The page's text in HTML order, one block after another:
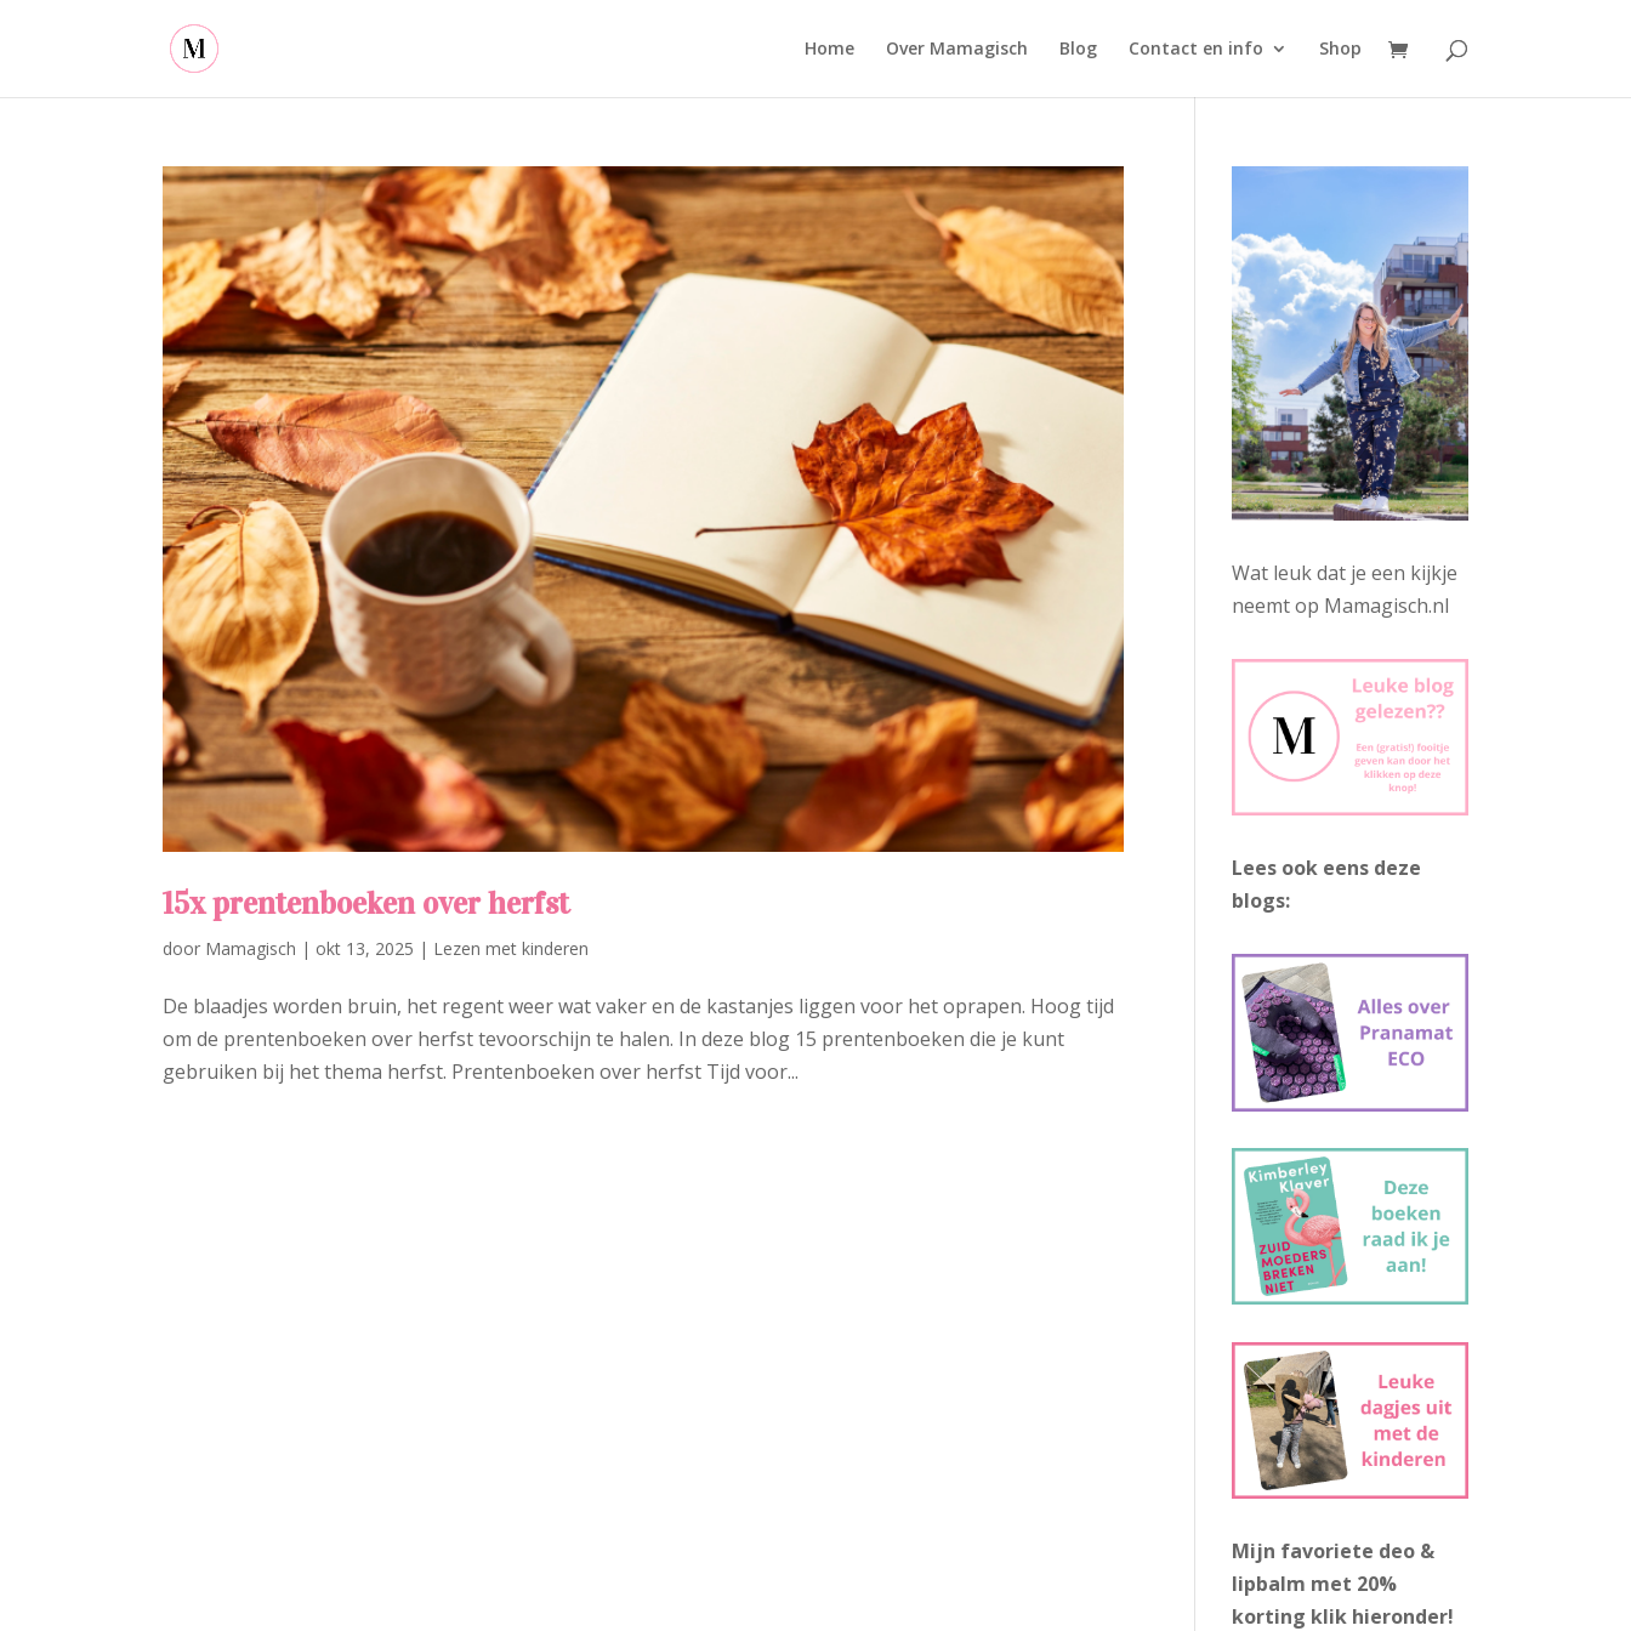
Home Over Mamagisch Blog Contact en info Shop
15x prentenboeken over herfst
door Mamagisch | okt 13, 2025 | Lezen met kinderen
De blaadjes worden bruin, het regent weer wat vaker en de kastanjes liggen voor het oprapen. Hoog tijd
om de prentenboeken over herfst tevoorschijn te halen. In deze blog 15 prentenboeken die je kunt
gebruiken bij het thema herfst. Prentenboeken over herfst Tijd voor...
Wat leuk dat je een kijkje
neemt op Mamagisch.nl
Lees ook eens deze
blogs:
Mijn favoriete deo &
lipbalm met 20%
korting klik hieronder!